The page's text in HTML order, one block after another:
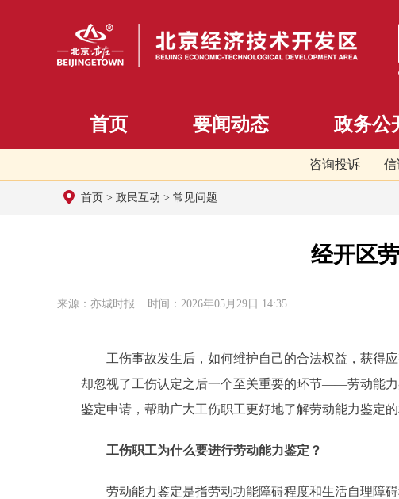
首页 要闻动态 政务公
咨询投诉 信
首页 > 政民互动 > 常见问题
经开区
来源：亦城时报 时间：2026年05月29日 14:35
工伤事故发生后，如何维护自己的合法权益，获得应
却忽视了工伤认定之后一个至关重要的环节——劳动能
鉴定申请，帮助广大工伤职工更好地了解劳动能力鉴定
工伤职工为什么要进行劳动能力鉴定？
劳动能力鉴定是指劳动功能障碍程度和生活自理障碍